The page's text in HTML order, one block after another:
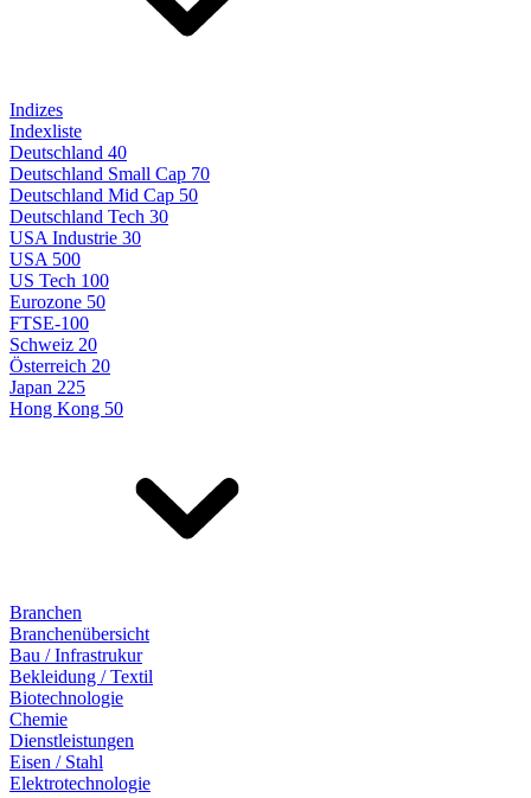
Indizes
Indexliste
Deutschland 40
Deutschland Small Cap 70
Deutschland Mid Cap 50
Deutschland Tech 30
USA Industrie 30
USA 500
US Tech 100
Eurozone 50
FTSE-100
Schweiz 20
Österreich 20
Japan 225
Hong Kong 50
Branchen
Branchenübersicht
Bau / Infrastrukur
Bekleidung / Textil
Biotechnologie
Chemie
Dienstleistungen
Eisen / Stahl
Elektrotechnologie